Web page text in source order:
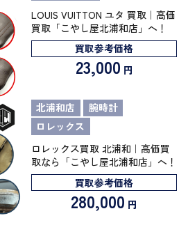
LOUIS VUITTON ユタ 買取｜高価
買取「こやし屋北浦和店」へ！
買取参考価格
23,000 円
北浦和店
腕時計
ロレックス
ロレックス買取 北浦和｜高価買
取なら「こやし屋北浦和店」へ！
買取参考価格
280,000 円